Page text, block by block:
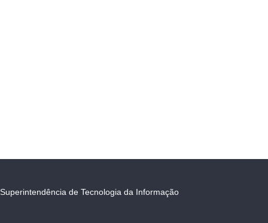
Superintendência de Tecnologia da Informação